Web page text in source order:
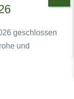
geschlossen
und